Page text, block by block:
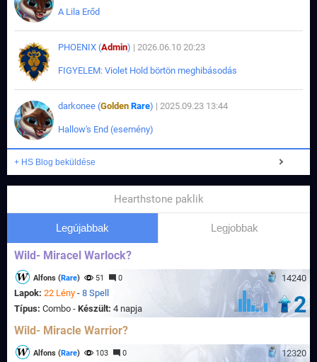
A Lila Erőd
PHOENIX (Admin) | 2026.06.10 20:23
FIGYELEM: Violet Hold börtön meghibásodás
darkonee (Golden Rare) | 2025.09.23 13:44
Hallow's End (esemény)
+ HS Blog beküldése
Hearthstone paklik
Legújabbak Legjobbak
Wild- Miracel Warlock?
14240
Alfons (Rare) 51 0
Lapok: 22 Lény - 8 Spell
Típus: Combo - Készült: 4 napja 2
Wild- Miracle Warrior?
12320
Alfons (Rare) 103 0